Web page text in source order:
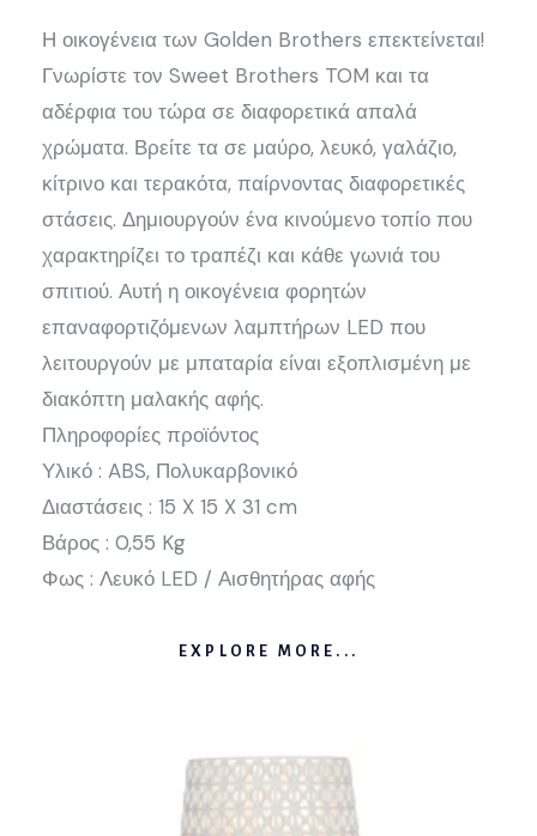
Η οικογένεια των Golden Brothers επεκτείνεται!
Γνωρίστε τον Sweet Brothers TOM και τα
αδέρφια του τώρα σε διαφορετικά απαλά
χρώματα. Βρείτε τα σε μαύρο, λευκό, γαλάζιο,
κίτρινο και τερακότα, παίρνοντας διαφορετικές
στάσεις. Δημιουργούν ένα κινούμενο τοπίο που
χαρακτηρίζει το τραπέζι και κάθε γωνιά του
σπιτιού. Αυτή η οικογένεια φορητών
επαναφορτιζόμενων λαμπτήρων LED που
λειτουργούν με μπαταρία είναι εξοπλισμένη με
διακόπτη μαλακής αφής.
Πληροφορίες προϊόντος
Υλικό : ABS, Πολυκαρβονικό
Διαστάσεις : 15 X 15 X 31 cm
Βάρος : 0,55 Kg
Φως : Λευκό LED / Αισθητήρας αφής
EXPLORE MORE...